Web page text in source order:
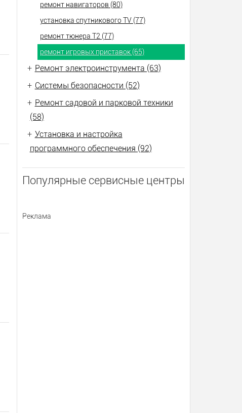
ремонт навигаторов (80)
установка спутникового TV (77)
ремонт тюнера Т2 (77)
ремонт игровых приставок (65)
+ Ремонт электроинструмента (63)
+ Системы безопасности (52)
+ Ремонт садовой и парковой техники
(58)
+ Установка и настройка
программного обеспечения (92)
Популярные сервисные центры
Реклама